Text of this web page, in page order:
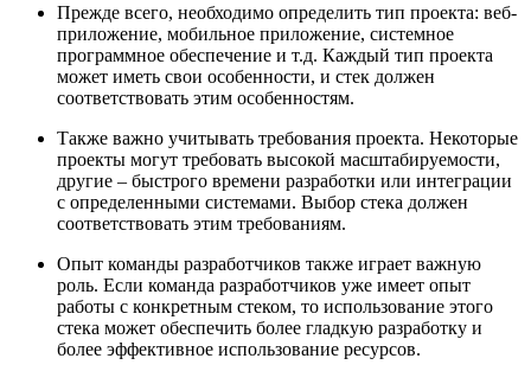
Прежде всего, необходимо определить тип проекта: веб-
приложение, мобильное приложение, системное
программное обеспечение и т.д. Каждый тип проекта
может иметь свои особенности, и стек должен
соответствовать этим особенностям.
Также важно учитывать требования проекта. Некоторые
проекты могут требовать высокой масштабируемости,
другие – быстрого времени разработки или интеграции
с определенными системами. Выбор стека должен
соответствовать этим требованиям.
Опыт команды разработчиков также играет важную
роль. Если команда разработчиков уже имеет опыт
работы с конкретным стеком, то использование этого
стека может обеспечить более гладкую разработку и
более эффективное использование ресурсов.